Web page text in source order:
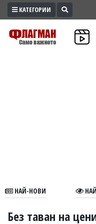
ПРОМО
ЗОНА
В
КАТЕГОРИИ
НАЙ-НОВИ
Без таван на